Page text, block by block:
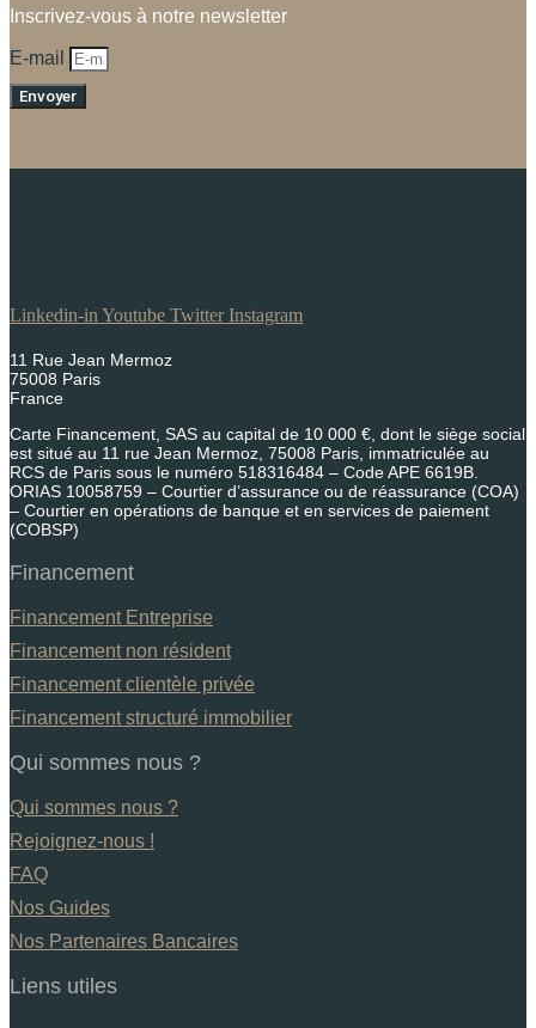
Inscrivez-vous à notre newsletter
E-mail
Envoyer
Linkedin-in Youtube Twitter Instagram
11 Rue Jean Mermoz
75008 Paris
France
Carte Financement, SAS au capital de 10 000 €, dont le siège social
est situé au 11 rue Jean Mermoz, 75008 Paris, immatriculée au
RCS de Paris sous le numéro 518316484 – Code APE 6619B.
ORIAS 10058759 – Courtier d’assurance ou de réassurance (COA)
– Courtier en opérations de banque et en services de paiement
(COBSP)
Financement
Financement Entreprise
Financement non résident
Financement clientèle privée
Financement structuré immobilier
Qui sommes nous ?
Qui sommes nous ?
Rejoignez-nous !
FAQ
Nos Guides
Nos Partenaires Bancaires
Liens utiles